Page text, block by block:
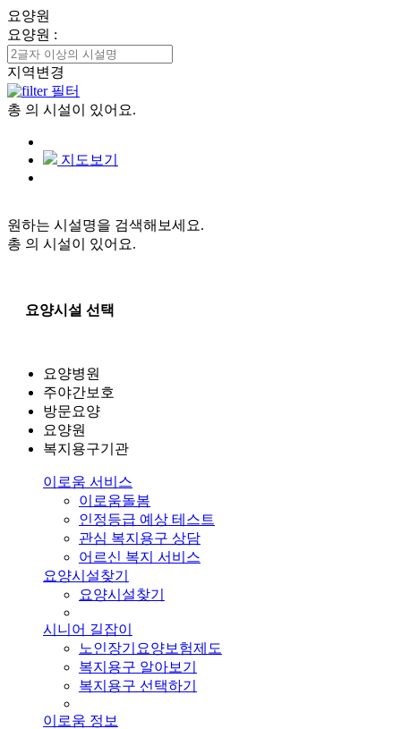
요양원
요양원 :
지역변경
필터
총 의 시설이 있어요.
지도보기
원하는 시설명을 검색해보세요.
총 의 시설이 있어요.
요양시설 선택
요양병원
주야간보호
방문요양
요양원
복지용구기관
이로움 서비스
이로움돌봄
인정등급 예상 테스트
관심 복지용구 상담
어르신 복지 서비스
요양시설찾기
요양시설찾기
시니어 길잡이
노인장기요양보험제도
복지용구 알아보기
복지용구 선택하기
이로움 정보